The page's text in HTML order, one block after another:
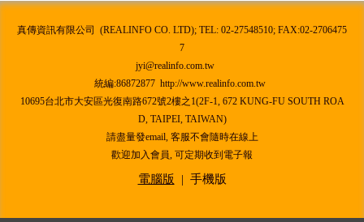
真傳資訊有限公司 (REALINFO CO. LTD); TEL: 02-27548510; FAX:02-2706475
7
jyi@realinfo.com.tw
統編:86872877 http://www.realinfo.com.tw
10695台北市大安區光復南路672號2樓之1(2F-1, 672 KUNG-FU SOUTH ROA
D, TAIPEI, TAIWAN)
請盡量發email, 客服不會隨時在線上
歡迎加入會員, 可定期收到電子報
電腦版 | 手機版